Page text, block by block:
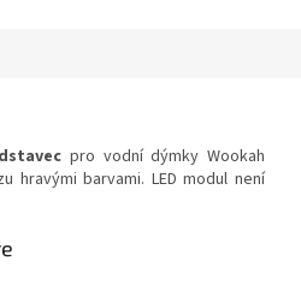
pro vodní dýmky Wookah
hravými barvami. LED modul není